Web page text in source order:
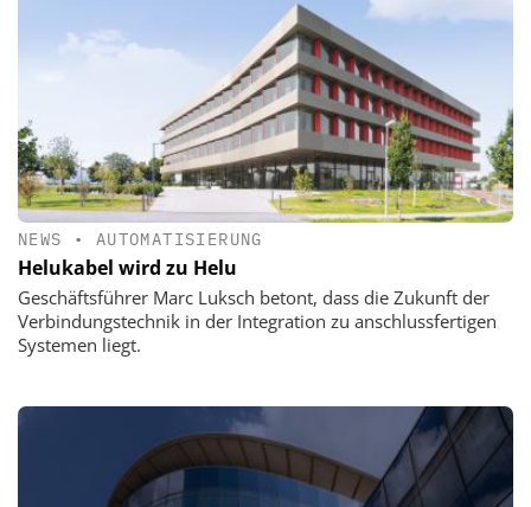
NEWS • AUTOMATISIERUNG
Helukabel wird zu Helu
Geschäftsführer Marc Luksch betont, dass die Zukunft der
Verbindungstechnik in der Integration zu anschlussfertigen
Systemen liegt.